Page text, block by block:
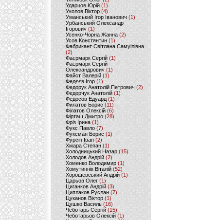
Ударцов Юрій (1)
Уколов Віктор(4)
Уманський Ігор Іванович(1)
Урбанський Олександр
Ігорович (1)
Усенко-Чорна Жанна (2)
Усов Констянтин(1)
Фабрикант Світлана Самуілівна
(2)
Фаєрмарк Сергій(1)
Фаєрмарк Сергій
Олександрович (1)
Файст Валерій(1)
Федєєв Ігор (1)
Федорук Анатолій Петрович (2)
Федорчук Анатолій (1)
Федосов Едуард (1)
Филатов Борис (11)
Філатов Олексій (6)
Фірташ Дмитро (28)
Фріз Ірина (1)
Фукс Павло (7)
Фуксман Борис (1)
Фурсін Іван (2)
Хмара Степан(1)
Холодницький Назар(15)
Холодов Андрій (2)
Хоменко Володимир (1)
Хомутиннік Віталій (52)
Хорошевський Андрій (1)
Царьов Олег (1)
Циганков Андрій (3)
Циплаков Руслан(7)
Цуканов Віктор (1)
Цушко Василь (16)
Чеботарь Сергій (15)
Чеботарьов Олексій (1)